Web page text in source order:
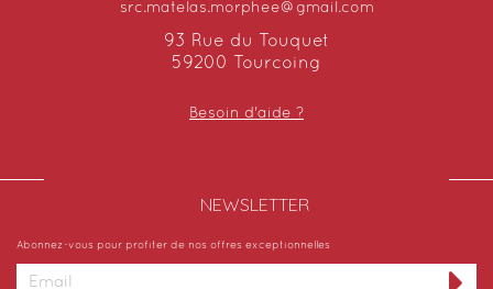
src.matelas.morphee@gmail.com
93 Rue du Touquet
59200 Tourcoing
Besoin d'aide ?
NEWSLETTER​
Abonnez-vous pour profiter de nos offres exceptionnelles